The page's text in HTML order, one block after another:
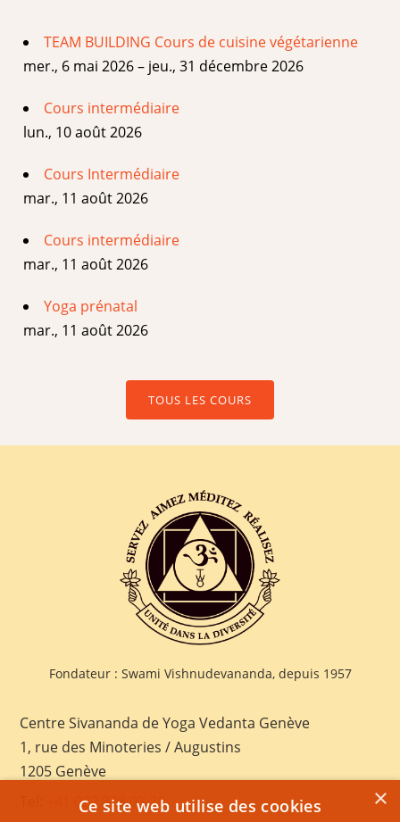
TEAM BUILDING Cours de cuisine végétarienne
mer., 6 mai 2026 – jeu., 31 décembre 2026
Cours intermédiaire
lun., 10 août 2026
Cours Intermédiaire
mar., 11 août 2026
Cours intermédiaire
mar., 11 août 2026
Yoga prénatal
mar., 11 août 2026
TOUS LES COURS
Fondateur : Swami Vishnudevananda, depuis 1957
Centre Sivananda de Yoga Vedanta Genève
1, rue des Minoteries / Augustins
1205 Genève
+41 022 328 03 28 ×
Ce site web utilise des cookies